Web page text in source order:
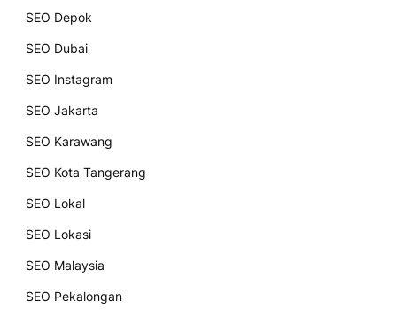
SEO Depok
SEO Dubai
SEO Instagram
SEO Jakarta
SEO Karawang
SEO Kota Tangerang
SEO Lokal
SEO Lokasi
SEO Malaysia
SEO Pekalongan